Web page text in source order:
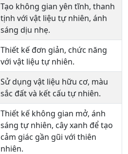
Tạo không gian yên tĩnh, thanh
tịnh với vật liệu tự nhiên, ánh
sáng dịu nhẹ.
Thiết kế đơn giản, chức năng
với vật liệu tự nhiên.
Sử dụng vật liệu hữu cơ, màu
sắc đất và kết cấu tự nhiên.
Thiết kế không gian mở, ánh
sáng tự nhiên, cây xanh để tạo
cảm giác gần gũi với thiên
nhiên.